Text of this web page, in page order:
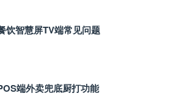
饮智慧屏TV端常见问题
端外卖兜底厨打功能